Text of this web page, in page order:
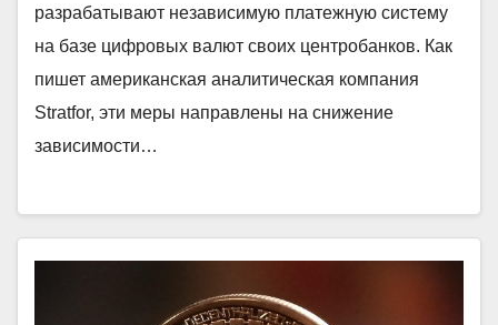
разрабатывают независимую платежную систему
на базе цифровых валют своих центробанков. Как
пишет американская аналитическая компания
Stratfor, эти меры направлены на снижение
зависимости…